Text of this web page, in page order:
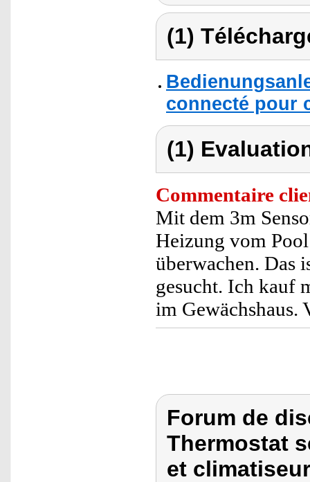
(1)
connecté pour
(1)
Commentaire
Mit dem 3m
Heizung vom
überwachen. Das
gesucht. Ich kauf
im Gewächshaus.
Forum de
Thermostat
et